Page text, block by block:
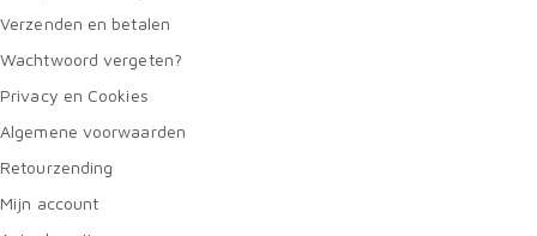
Verzenden en betalen
Wachtwoord vergeten?
Privacy en Cookies
Algemene voorwaarden
Retourzending
Mijn account